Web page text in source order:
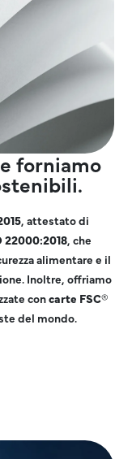
forniamo
, attestato di
22000:2018, che
alimentare e il
Inoltre, offriamo
concarte FSC®
del mondo.